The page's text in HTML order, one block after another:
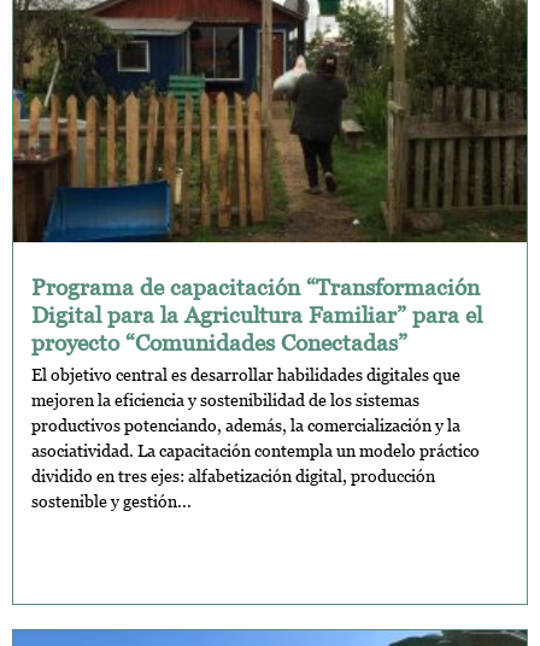
Programa de capacitación “Transformación
Digital para la Agricultura Familiar” para el
proyecto “Comunidades Conectadas”
El objetivo central es desarrollar habilidades digitales que
mejoren la eficiencia y sostenibilidad de los sistemas
productivos potenciando, además, la comercialización y la
asociatividad. La capacitación contempla un modelo práctico
dividido en tres ejes: alfabetización digital, producción
sostenible y gestión...